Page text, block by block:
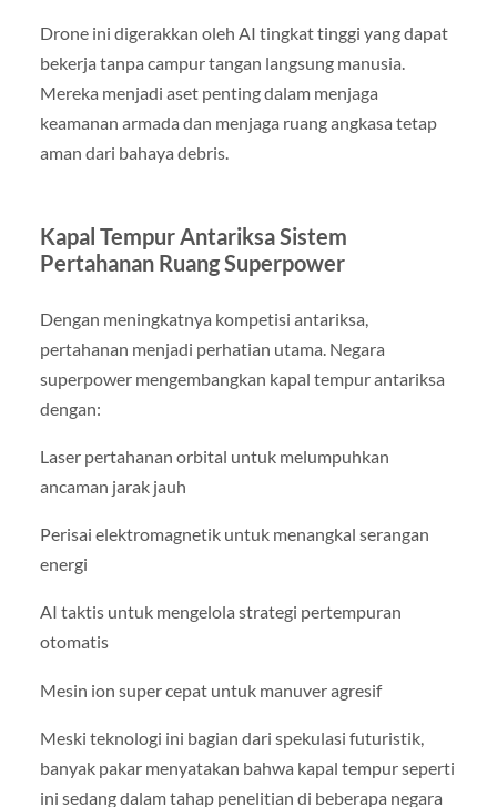
Drone ini digerakkan oleh AI tingkat tinggi yang dapat
bekerja tanpa campur tangan langsung manusia.
Mereka menjadi aset penting dalam menjaga
keamanan armada dan menjaga ruang angkasa tetap
aman dari bahaya debris.
Kapal Tempur Antariksa Sistem
Pertahanan Ruang Superpower
Dengan meningkatnya kompetisi antariksa,
pertahanan menjadi perhatian utama. Negara
superpower mengembangkan kapal tempur antariksa
dengan:
Laser pertahanan orbital untuk melumpuhkan
ancaman jarak jauh
Perisai elektromagnetik untuk menangkal serangan
energi
AI taktis untuk mengelola strategi pertempuran
otomatis
Mesin ion super cepat untuk manuver agresif
Meski teknologi ini bagian dari spekulasi futuristik,
banyak pakar menyatakan bahwa kapal tempur seperti
ini sedang dalam tahap penelitian di beberapa negara